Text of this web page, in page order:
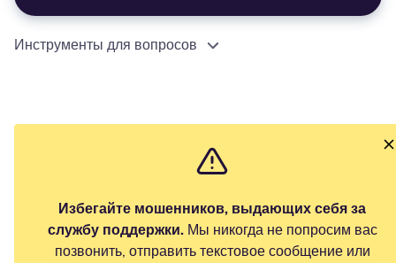
Инструменты для вопросов
Избегайте мошенников, выдающих себя за
службу поддержки.Мы никогда не попросим вас
позвонить, отправить текстовое сообщение или